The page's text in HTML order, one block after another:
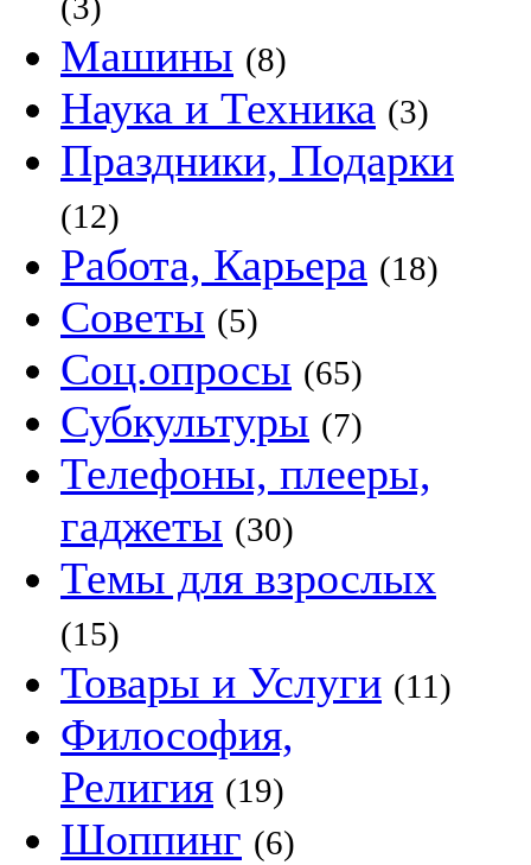
Машины (8)
Наука и Техника (3)
Праздники, Подарки
(12)
Работа, Карьера (18)
Советы (5)
Соц.опросы (65)
Субкультуры (7)
Телефоны, плееры,
гаджеты (30)
Темы для взрослых
(15)
Товары и Услуги (11)
Философия,
Религия (19)
Шоппинг (6)